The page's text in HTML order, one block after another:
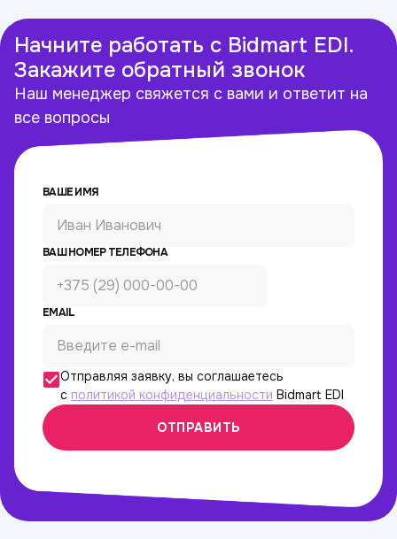
Начните работать с Bidmart EDI.
Закажите обратный звонок
Наш менеджер свяжется с вами и ответит на
все вопросы
ВАШЕ ИМЯ
ВАШ НОМЕР ТЕЛЕФОНА
EMAIL
Отправляя заявку, вы соглашаетесь
с политикой конфиденциальности Bidmart EDI
ОТПРАВИТЬ